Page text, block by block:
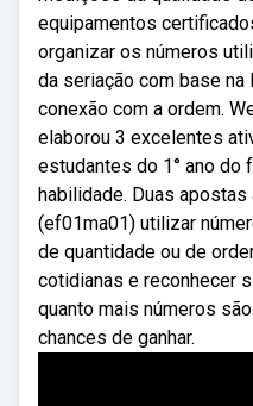
equipamentos
organizar os números
da seriação com base
conexão com a ordem.
elaborou 3 excelentes
estudantes do 1° ano do
habilidade. Duas
(ef01ma01) utilizar
de quantidade ou de
cotidianas e reconhecer
quanto mais números
chances de ganhar.